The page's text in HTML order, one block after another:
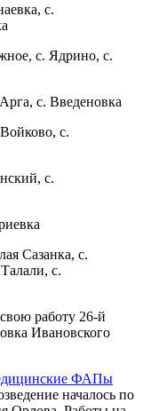
с.
с. Ядрино, с.
с. Введеновка
с.
с.
Сазанка, с.
с.
работу 26-й
Ивановского
ФАПы
началось по